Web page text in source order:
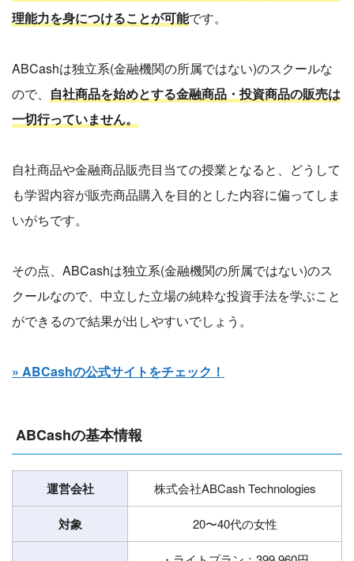
理能力を身につけることが可能です。
ABCashは独立系(金融機関の所属ではない)のスクールな
ので、 自社商品を始めとする金融商品・投資商品の販売は
一切行っていません。
自社商品や金融商品販売目当ての授業となると、どうして
も学習内容が販売商品購入を目的とした内容に偏ってしま
いがちです。
その点、ABCashは独立系(金融機関の所属ではない)のス
クールなので、中立した立場の純粋な投資手法を学ぶこと
ができるので結果が出しやすいでしょう。
» ABCashの公式サイトをチェック！
ABCashの基本情報
運営会社 株式会社ABCash Technologies
対象 20〜40代の女性